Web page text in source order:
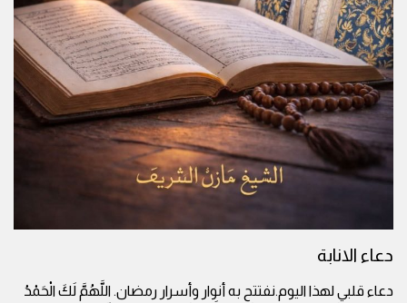
دعاء الانابة
دعاء قلبي لهذا اليوم.نفتتح به أنوار وأسرار رمضان. اللَّهُمَّ لَكَ الْحَمْدُ